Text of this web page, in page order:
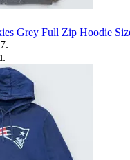
Grey Full Zip Hoodie
.
.